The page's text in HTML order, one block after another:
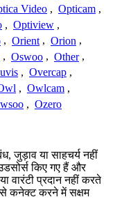
Video , Opticam ,
, Optiview ,
, Orient , Orion ,
, Oswoo , Other ,
, Overcap ,
, Owlcam ,
, Ozero
जुड़ाव या साहचर्य नहीं
किए गए हैं और
वारंटी प्रदान नहीं करते
कनेक्ट करने में सक्षम